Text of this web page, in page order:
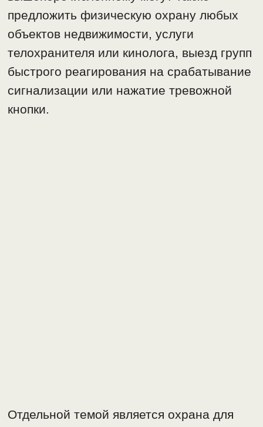
предложить физическую охрану любых
объектов недвижимости, услуги
телохранителя или кинолога, выезд групп
быстрого реагирования на срабатывание
сигнализации или нажатие тревожной
кнопки.
Отдельной темой является охрана для